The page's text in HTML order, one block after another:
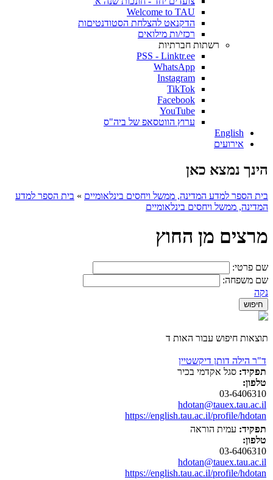
Welcome to TAU
הדקנאט להצלחת הסטודנטיםות
רכזי/ות מילואים
רשתות חברתיות
PSS - Linktr.ee
WhatsApp
Instagram
TikTok
Facebook
YouTube
ערוץ הווטסאפ של ביה"ס
English
אירועים
הינך נמצא כאן
בית הספר למדע המדינה, ממשל ויחסים בינלאומיים » בית הספר למדע
המדינה, ממשל ויחסים בינלאומיים
מרצים מן החוץ
שם פרטי:
שם משפחה:
נקה
תוצאות חיפוש עבור האות ד
ד"ר הילה דותן דיקשטיין
תפקיד: סגל אקדמי בכיר
טלפון:
03-6406310
hdotan@tauex.tau.ac.il
https://english.tau.ac.il/profile/hdotan
תפקיד: עמית הוראה
טלפון:
03-6406310
hdotan@tauex.tau.ac.il
https://english.tau.ac.il/profile/hdotan